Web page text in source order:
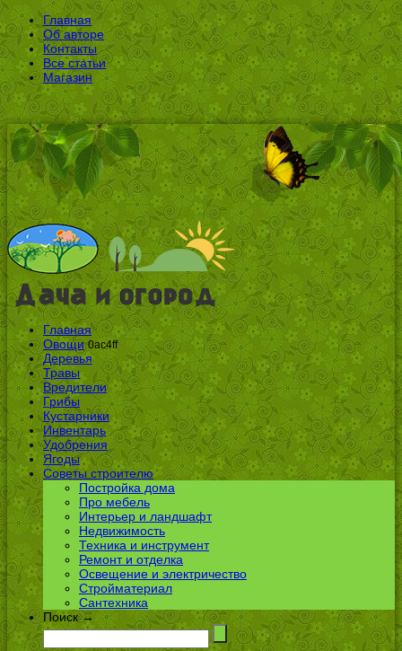
Главная
Об авторе
Контакты
Все статьи
Магазин
Главная
Овощи 0ac4ff
Деревья
Травы
Вредители
Грибы
Кустарники
Инвентарь
Удобрения
Ягоды
Советы строителю
Постройка дома
Про мебель
Интерьер и ландшафт
Недвижимость
Техника и инструмент
Ремонт и отделка
Освещение и электричество
Стройматериал
Сантехника
Поиск →